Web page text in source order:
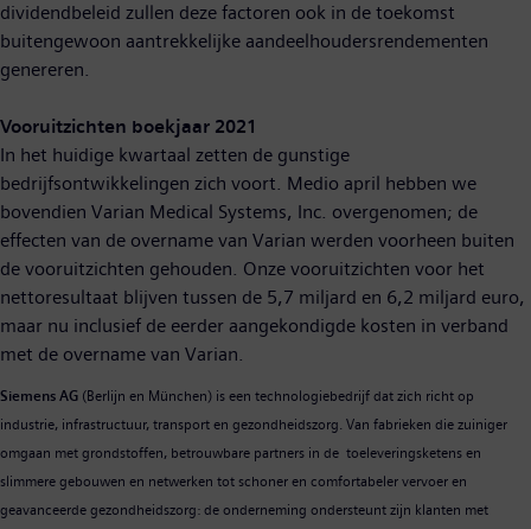
dividendbeleid zullen deze factoren ook in de toekomst
buitengewoon aantrekkelijke aandeelhoudersrendementen
genereren.
Vooruitzichten boekjaar 2021
In het huidige kwartaal zetten de gunstige
bedrijfsontwikkelingen zich voort. Medio april hebben we
bovendien Varian Medical Systems, Inc. overgenomen; de
effecten van de overname van Varian werden voorheen buiten
de vooruitzichten gehouden. Onze vooruitzichten voor het
nettoresultaat blijven tussen de 5,7 miljard en 6,2 miljard euro,
maar nu inclusief de eerder aangekondigde kosten in verband
met de overname van Varian.
Siemens AG (Berlijn en München) is een technologiebedrijf dat zich richt op
industrie, infrastructuur, transport en gezondheidszorg. Van fabrieken die zuiniger
omgaan met grondstoffen, betrouwbare partners in de toeleveringsketens en
slimmere gebouwen en netwerken tot schoner en comfortabeler vervoer en
geavanceerde gezondheidszorg: de onderneming ondersteunt zijn klanten met